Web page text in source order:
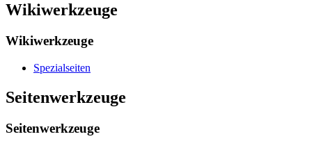
Wikiwerkzeuge
Wikiwerkzeuge
Spezialseiten
Seitenwerkzeuge
Seitenwerkzeuge